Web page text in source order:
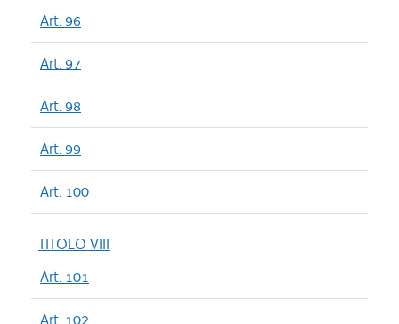
Art. 96
Art. 97
Art. 98
Art. 99
Art. 100
TITOLO VIII
Art. 101
Art. 102